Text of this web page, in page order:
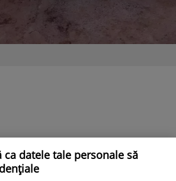
ca datele tale personale să